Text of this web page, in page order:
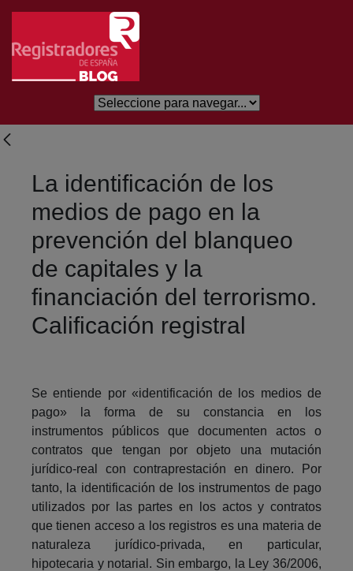
Saltar al contenido principal
La identificación de los
medios de pago en la
prevención del blanqueo
de capitales y la
financiación del terrorismo.
Calificación registral
Se entiende por «identificación de los medios de
pago» la forma de su constancia en los
instrumentos públicos que documenten actos o
contratos que tengan por objeto una mutación
jurídico-real con contraprestación en dinero. Por
tanto, la identificación de los instrumentos de pago
utilizados por las partes en los actos y contratos
que tienen acceso a los registros es una materia de
naturaleza jurídico-privada, en particular,
hipotecaria y notarial. Sin embargo, la Ley 36/2006,